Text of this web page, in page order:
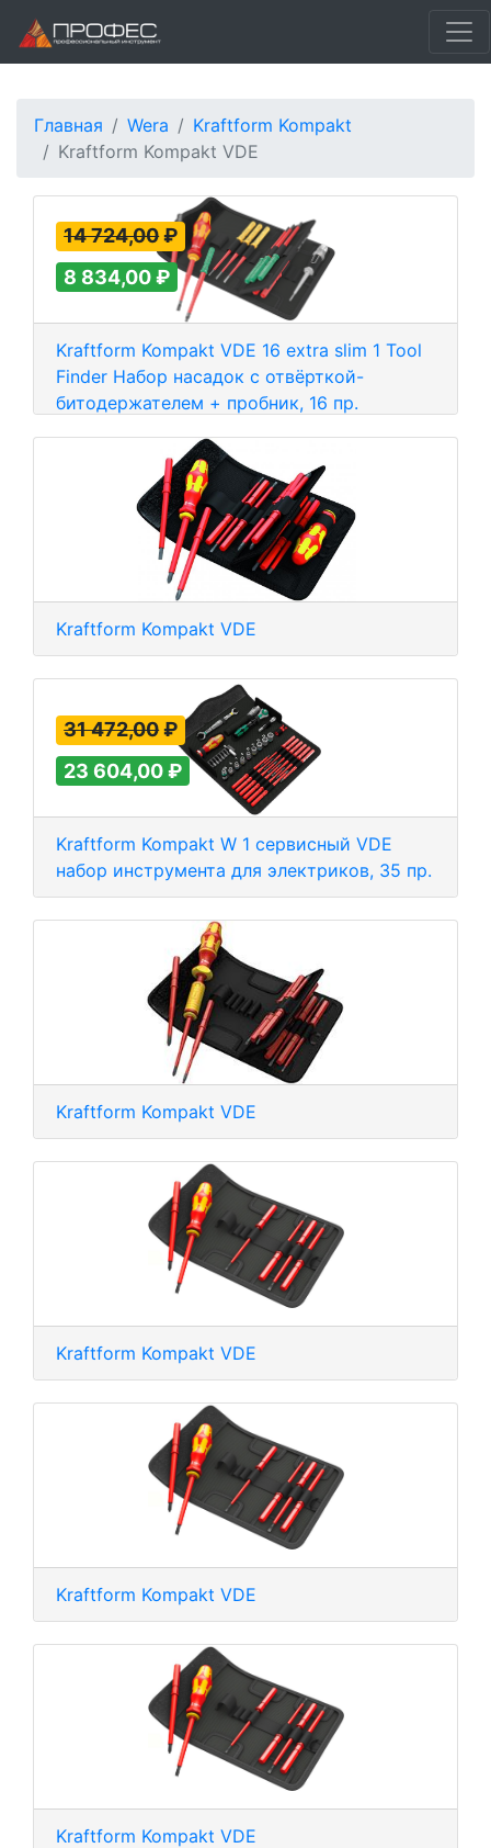
Главная Wera
Kraftform Kompakt
Kraftform Kompakt VDE
8 834,00₽
14 724,00₽
Kraftform Kompakt VDE 16 extra slim 1 Tool
Finder Набор насадок с отвёрткой-
битодержателем + пробник, 16 пр.
Kraftform Kompakt VDE
23 604,00₽
31 472,00₽
Kraftform Kompakt W 1 сервисный VDE
набор инструмента для электриков, 35 пр.
Kraftform Kompakt VDE
Kraftform Kompakt VDE
Kraftform Kompakt VDE
Kraftform Kompakt VDE